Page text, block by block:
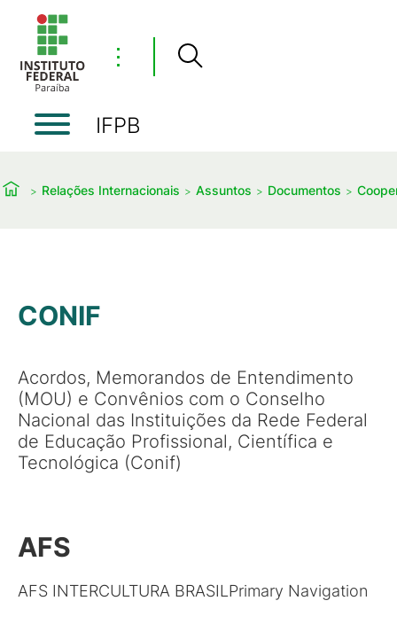
⋮
IFPB
Relações Internacionais Assuntos Documentos
CONIF
Acordos, Memorandos de Entendimento
(MOU) e Convênios com o Conselho
Nacional das Instituições da Rede Federal
de Educação Profissional, Científica e
Tecnológica (Conif)
AFS
AFS INTERCULTURA BRASILPrimary Navigation